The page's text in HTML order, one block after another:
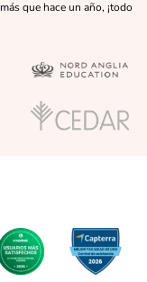
más que hace un año, ¡todo